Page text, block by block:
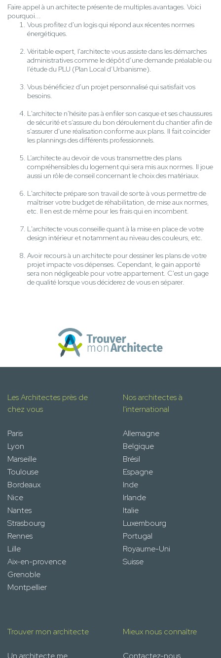
Faire appel à un architecte présente de multiples avantages. Voici
pourquoi...
Vous profitez d'un logis qui répond aux récentes normes
énergétiques.
Véritable expert, l'architecte vous assiste dans les démarches
administratives comme le dépôt d’une demande préalable ou
l’étude du PLU (Plan Local d’Urbanisme).
Vous bénéficiez d'un projet personnalisé qui satisfait vos
besoins.
L'architecte n'hésite pas à enfiler son casque et ses chaussures
de sécurité et s’assure du bon déroulement du chantier afin de
s'assurer d'une réalisation conforme aux plans. Il fait coïncider
les plannings des différents professionnels.
L’architecte au devoir de vous transmettre des plans
compréhensibles du logement qui sera mis aux normes. Il joue
aussi un rôle de conseil concernant le choix des matériaux.
L'architecte prépare son travail de sorte à vous permettre de
maîtriser votre budget de réhabilitation, de mise aux normes,
etc. Il en est de même pour les frais qui en incombent.
L'architecte vous conseille quant à la mise en place de votre
design intérieur et notamment au niveau des couleurs, etc.
Avoir recours à un architecte pour dessiner les plans de votre
projet impacte vos dépenses. Cependant, le gain apporté
sera non négligeable pour votre appartement. C'est un gage
de qualité lorsque vous déciderez de vous en séparer.
Les Architectes près de
chez vous
Paris
Lyon
Marseille
Toulouse
Bordeaux
Nice
Nantes
Strasbourg
Rennes
Lille
Aix-en-provence
Grenoble
Montpellier
Nos architectes à
l'international
Allemagne
Belgique
Brésil
Espagne
Inde
Irlande
Italie
Luxembourg
Portugal
Royaume-Uni
Suisse
Trouver mon architecte Mieux nous connaître